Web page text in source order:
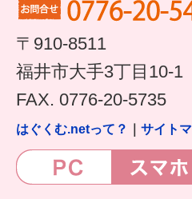
〒910-8511
福井市大手3丁目10-1
FAX. 0776-20-5735
はぐくむ.netって？ サイト